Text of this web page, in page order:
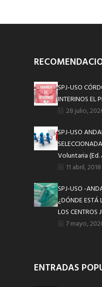
SPJ-USO
INTERINOS
28 julio,
SPJ-USO
Voluntaria (Ed.
11 abril, 2018
SPJ-USO -
¿DÓNDE ESTÁ
LOS CENTROS
7 mayo,
ENTRADAS